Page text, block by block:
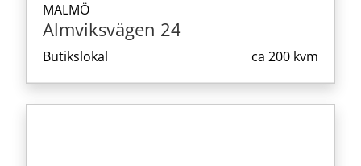
MALMÖ
Almviksvägen 24
Butikslokal ca 200 kvm